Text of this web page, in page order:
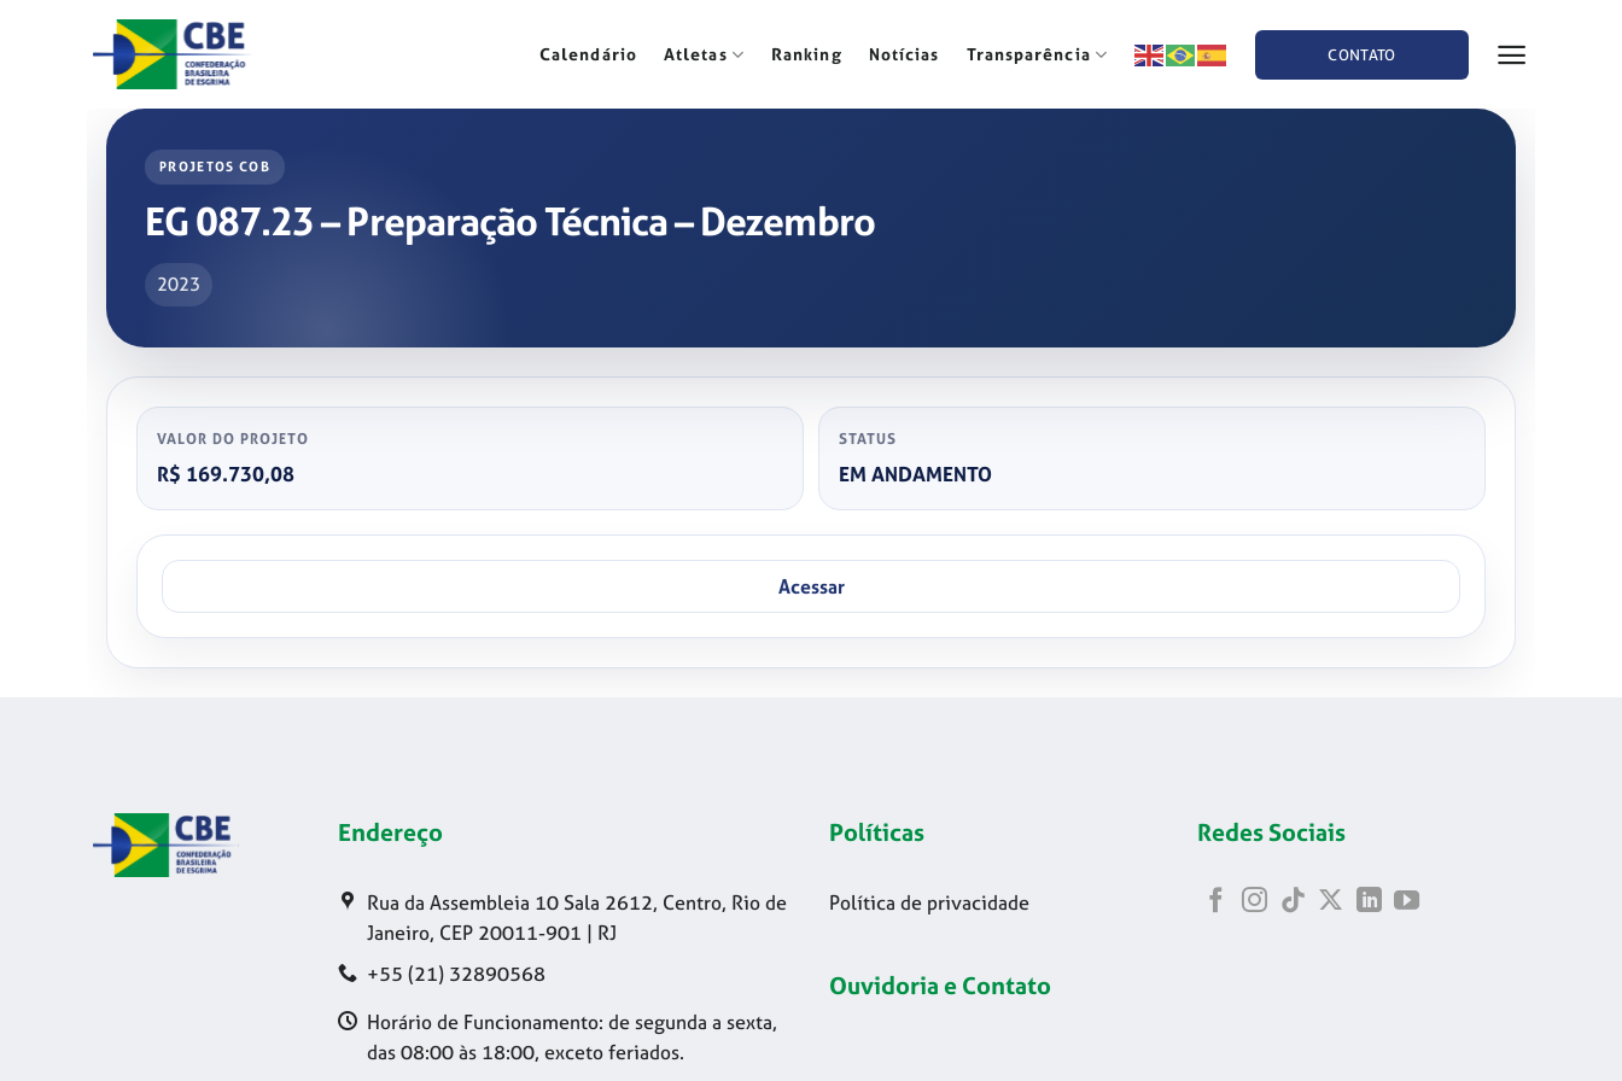
Calendário Atletas Ranking Notícias Transparência CONTATO
PROJETOS COB
EG 087.23 – Preparação Técnica – Dezembro
2023
VALOR DO PROJETO
R$ 169.730,08
STATUS
EM ANDAMENTO
Acessar
Endereço
Rua da Assembleia 10 Sala 2612, Centro, Rio de
Janeiro, CEP 20011-901 | RJ
+55 (21) 32890568
Horário de Funcionamento: de segunda a sexta,
das 08:00 às 18:00, exceto feriados.
Políticas
Política de privacidade
Ouvidoria e Contato
Redes Sociais